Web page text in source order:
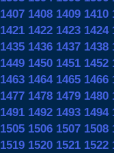
1407 1408 1409 1410
1421 1422 1423 1424
1435 1436 1437 1438
1449 1450 1451 1452
1463 1464 1465 1466
1477 1478 1479 1480
1491 1492 1493 1494
1505 1506 1507 1508
1519 1520 1521 1522